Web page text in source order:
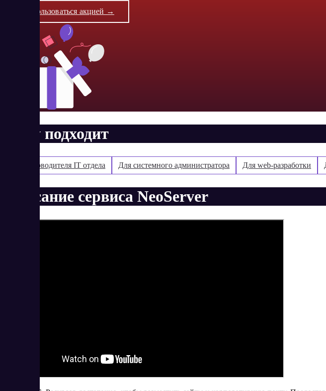
Воспользоваться акцией →
Кому подходит
Для руководителя IT отдела Для системного администратора Для web-разработки
Описание сервиса NeoServer